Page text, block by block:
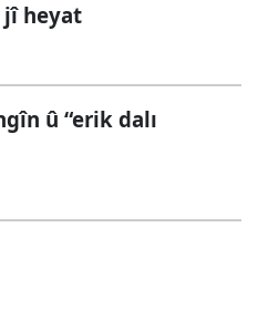
jî heyat
û “erik dalı